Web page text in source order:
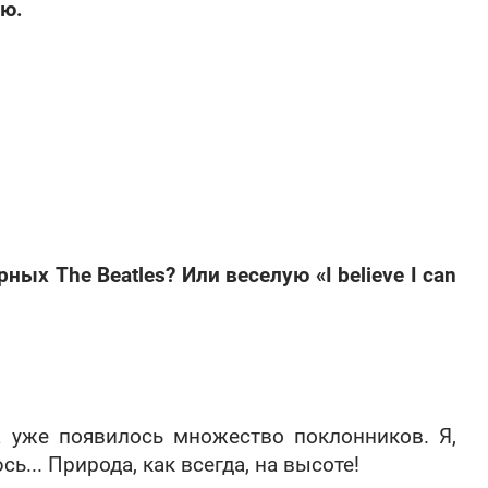
The Beatles? Или веселую «I believe I can
уже появилось множество поклонников. Я,
Природа, как всегда, на высоте!